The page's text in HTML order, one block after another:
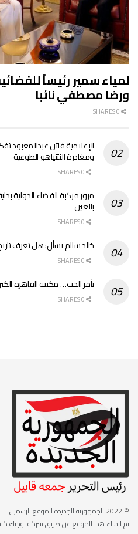
لمياء سمير رئيساً
ورضا مصطفي نائباً
الإعلامية فاتن
ومغادرة النتنياهو الطوعية
مرور مركبة الفضاء الدولية
بالعين
خالد سالم يسأل: هل تعرف
بأمر الحب… مكتبة القاهرة
© 2022
الجمهورية الجديدة الموقع الرسمي
تم انشاء هذا الموقع عن طريق شركة لوجيك